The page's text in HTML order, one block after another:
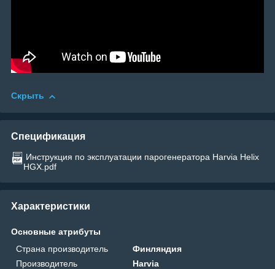
Скрыть
Спецификация
Инструкция по эксплуатации парогенератора Harvia Helix
HGX.pdf
Характеристики
Основные атрибуты
Страна производитель
Финляндия
Производитель
Harvia